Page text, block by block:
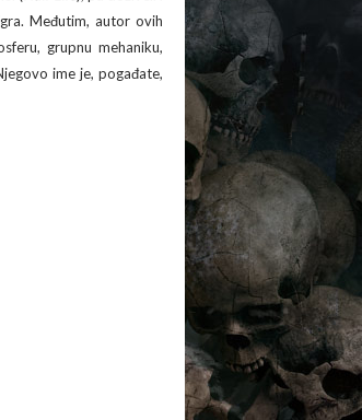
Međutim, autor ovih
grupnu mehaniku,
ime je, pogađate,